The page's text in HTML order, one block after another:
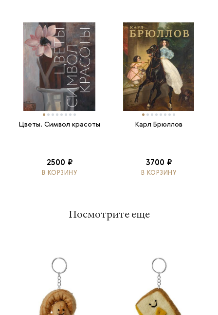
Цветы. Символ красоты
2500 ₽
В КОРЗИНУ
Карл Брюллов
3700 ₽
В КОРЗИНУ
Посмотрите еще